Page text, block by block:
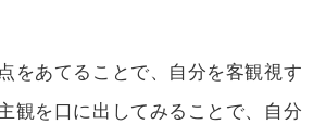
をあてることで、自分を客観視す
観を口に出してみることで、自分